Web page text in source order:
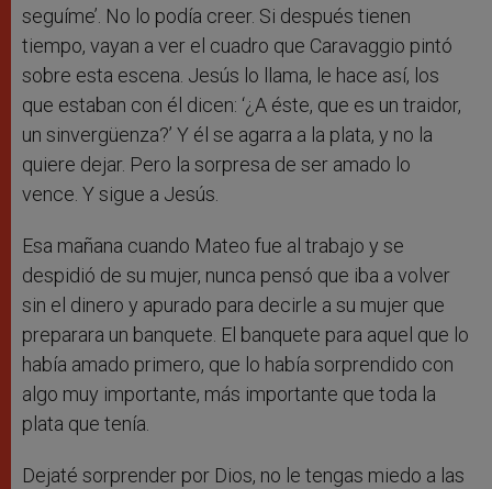
seguíme’. No lo podía creer. Si después tienen
tiempo, vayan a ver el cuadro que Caravaggio pintó
sobre esta escena. Jesús lo llama, le hace así, los
que estaban con él dicen: ‘¿A éste, que es un traidor,
un sinvergüenza?’ Y él se agarra a la plata, y no la
quiere dejar. Pero la sorpresa de ser amado lo
vence. Y sigue a Jesús.
Esa mañana cuando Mateo fue al trabajo y se
despidió de su mujer, nunca pensó que iba a volver
sin el dinero y apurado para decirle a su mujer que
preparara un banquete. El banquete para aquel que lo
había amado primero, que lo había sorprendido con
algo muy importante, más importante que toda la
plata que tenía.
Dejaté sorprender por Dios, no le tengas miedo a las